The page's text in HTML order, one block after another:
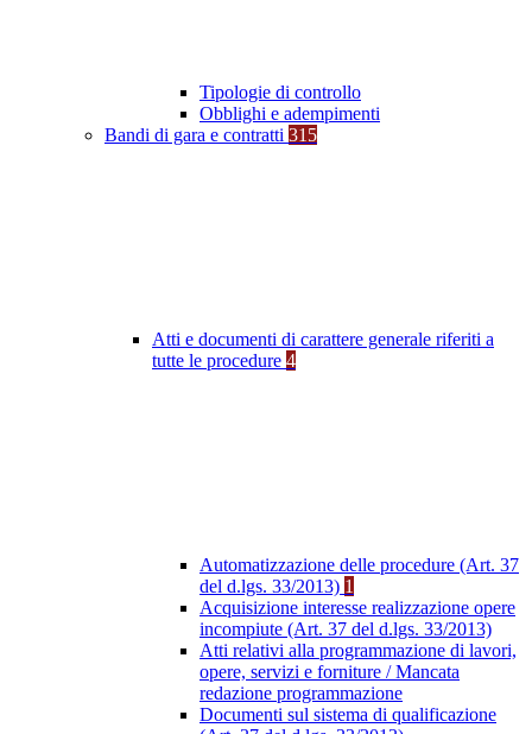
Tipologie di controllo
Obblighi e adempimenti
Bandi di gara e contratti 315
Atti e documenti di carattere generale riferiti a
tutte le procedure 4
Automatizzazione delle procedure (Art. 37
del d.lgs. 33/2013) 1
Acquisizione interesse realizzazione opere
incompiute (Art. 37 del d.lgs. 33/2013)
Atti relativi alla programmazione di lavori,
opere, servizi e forniture / Mancata
redazione programmazione
Documenti sul sistema di qualificazione